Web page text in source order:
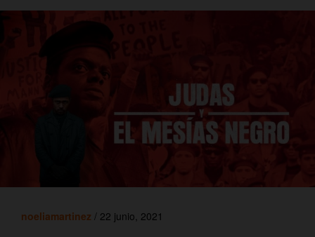
noeliamartinez / 22 junio, 2021